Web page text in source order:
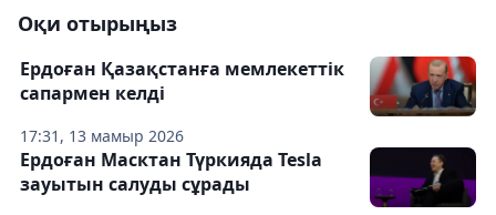
Оқи отырыңыз
17:31, 13 мамыр 2026
Ердоған Қазақстанға мемлекеттік
сапармен келді
Ердоған Масктан Түркияда Tesla
зауытын салуды сұрады